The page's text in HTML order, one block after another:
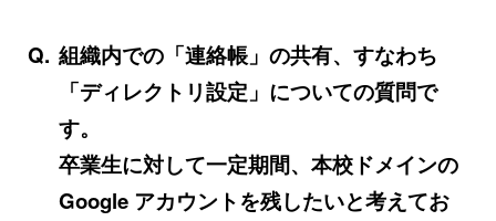
組織内での「連絡帳」の共有、すなわち
「ディレクトリ設定」についての質問で
す。
卒業生に対して一定期間、本校ドメインの
Google アカウントを残したいと考えてお